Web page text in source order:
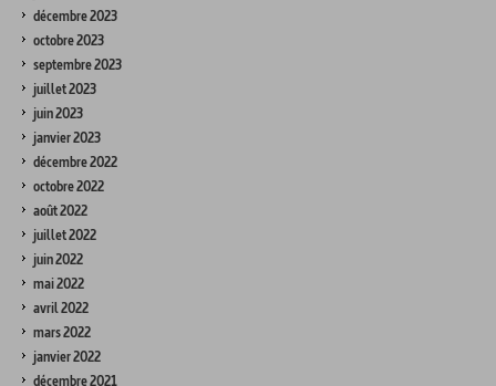
décembre 2023
octobre 2023
septembre 2023
juillet 2023
juin 2023
janvier 2023
décembre 2022
octobre 2022
août 2022
juillet 2022
juin 2022
mai 2022
avril 2022
mars 2022
janvier 2022
décembre 2021